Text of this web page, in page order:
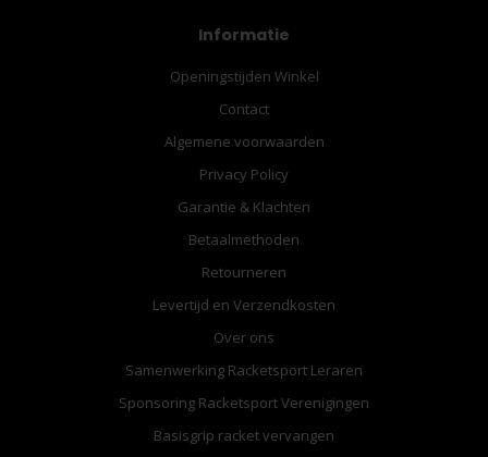
Informatie
Openingstijden Winkel
Contact
Algemene voorwaarden
Privacy Policy
Garantie & Klachten
Betaalmethoden
Retourneren
Levertijd en Verzendkosten
Over ons
Samenwerking Racketsport Leraren
Sponsoring Racketsport Verenigingen
Basisgrip racket vervangen